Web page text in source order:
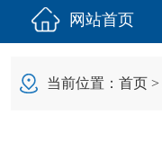
网站首页
当前位置： 首页 >